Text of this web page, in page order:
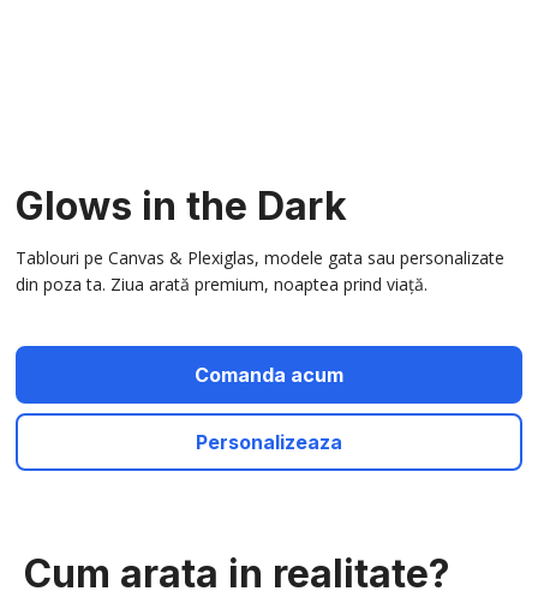
Glows in the Dark
Tablouri pe Canvas & Plexiglas, modele gata sau personalizate
din poza ta. Ziua arată premium, noaptea prind viață.
Comanda acum
Personalizeaza
Cum arata in realitate?